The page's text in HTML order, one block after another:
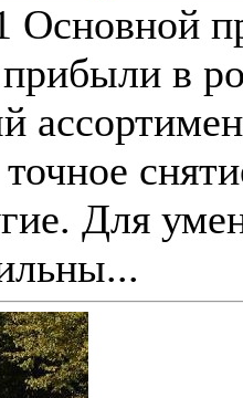
Основной
в
Для